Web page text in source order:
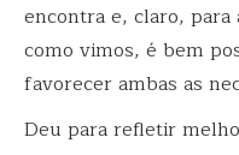
encontra e, claro, para
como vimos, é bem
favorecer ambas as
Deu para refletir